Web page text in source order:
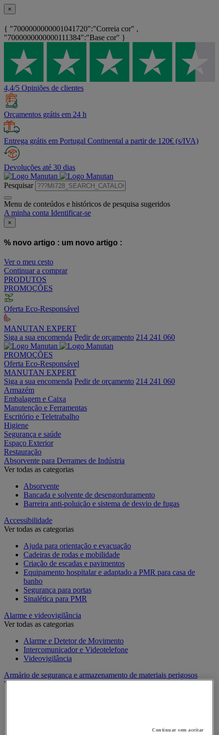
×
{ "7000000000001041720":"Correia cor" ,
"7000000000000111384":"Base cor" }
4,4/5 Opiniões de clientes
Orçamentos grátis em 24 h
Entrega grátis em Portugal Continental a partir de 120€ (s/IVA)
Devoluções até 30 dias
Pesquisar
Menu de conteúdos e históricos de pesquisa sugeridos
A minha conta Identificar-se
×
% novo artigo : um novo artigo :
Ver o meu cesto
Continuar a comprar
PRODUTOS
PROMOÇÕES
Oferta Eco-Responsável
MANUTAN EXPERT
Siga a sua encomenda Pedir de orçamento 214 241 060
PROMOÇÕES
Oferta Eco-Responsável
MANUTAN EXPERT
Siga a sua encomenda Pedir de orçamento 214 241 060
Armazém
Embalagem e Caixa
Manutenção e Ferramentas
Escritório e Teletrabalho
Higiene
Segurança e saúde
Espaço Exterior
Restauração
Absorvente para Derrames de Indústria
Ver todas as categorias
Absorvente
Bancada e solvente de desengorduramento
Barreira anti-poluição e sistema de desvio de fugas
Accessibilidade
Ver todas as categorias
Ajuda para orientação e evacuação
Cadeiras de rodas e mobilidade
Criação de escadas e pavimentos
Equipamento hospitalar e adaptado a PMR para casa de
banho
Segurança para portas
Sinalética para PMR
Alarme e videovigilância
Ver todas as categorias
Alarme e Detetor de Movimento
Intercomunicador e Videotelefone
Videovigilância
Armário de segurança e armazenamento de materiais perigosos
Ver todas as categorias
Continuar sem aceitar